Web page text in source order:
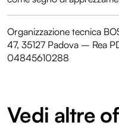
Organizzazione tecnica
47, 35127 Padova – Rea
04845610288
Vedi altre